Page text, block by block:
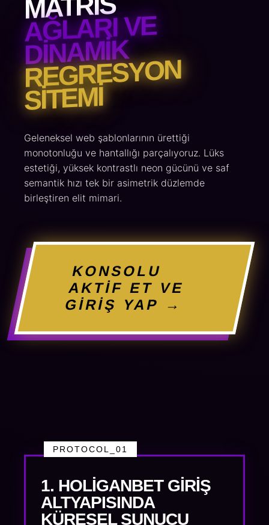
AĞLARI VE
DINAMIK
REGRESYON
SITEMI
Geleneksel web şablonlarının ürettiği
monotonluğu ve hantallığı parçalıyoruz. Lüks
estetiği, yüksek kontrastlı neon gücünü ve saf
semantik hızı tek bir asimetrik düzlemde
birleştiren elit mimari.
KONSOLU
AKTİF ET VE
GİRİŞ YAP →
PROTOCOL_01
1. HOLIGANBET GIRIŞ
ALTYAPISINDA
KÜRESEL SUNUCU